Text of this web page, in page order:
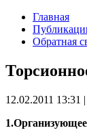
Главная
Обратная
12.02.2011